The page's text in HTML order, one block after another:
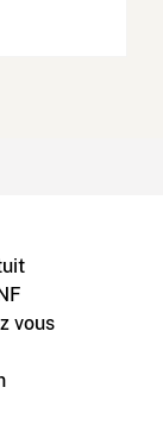
vous